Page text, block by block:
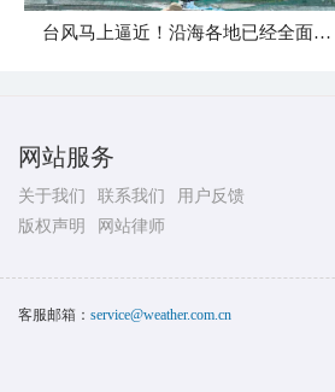
台风马上逼近！沿海各地已经全面进入备战状态
网站服务
关于我们 联系我们
用户反馈
版权声明
网站律师
客服邮箱： service@weather.com.cn